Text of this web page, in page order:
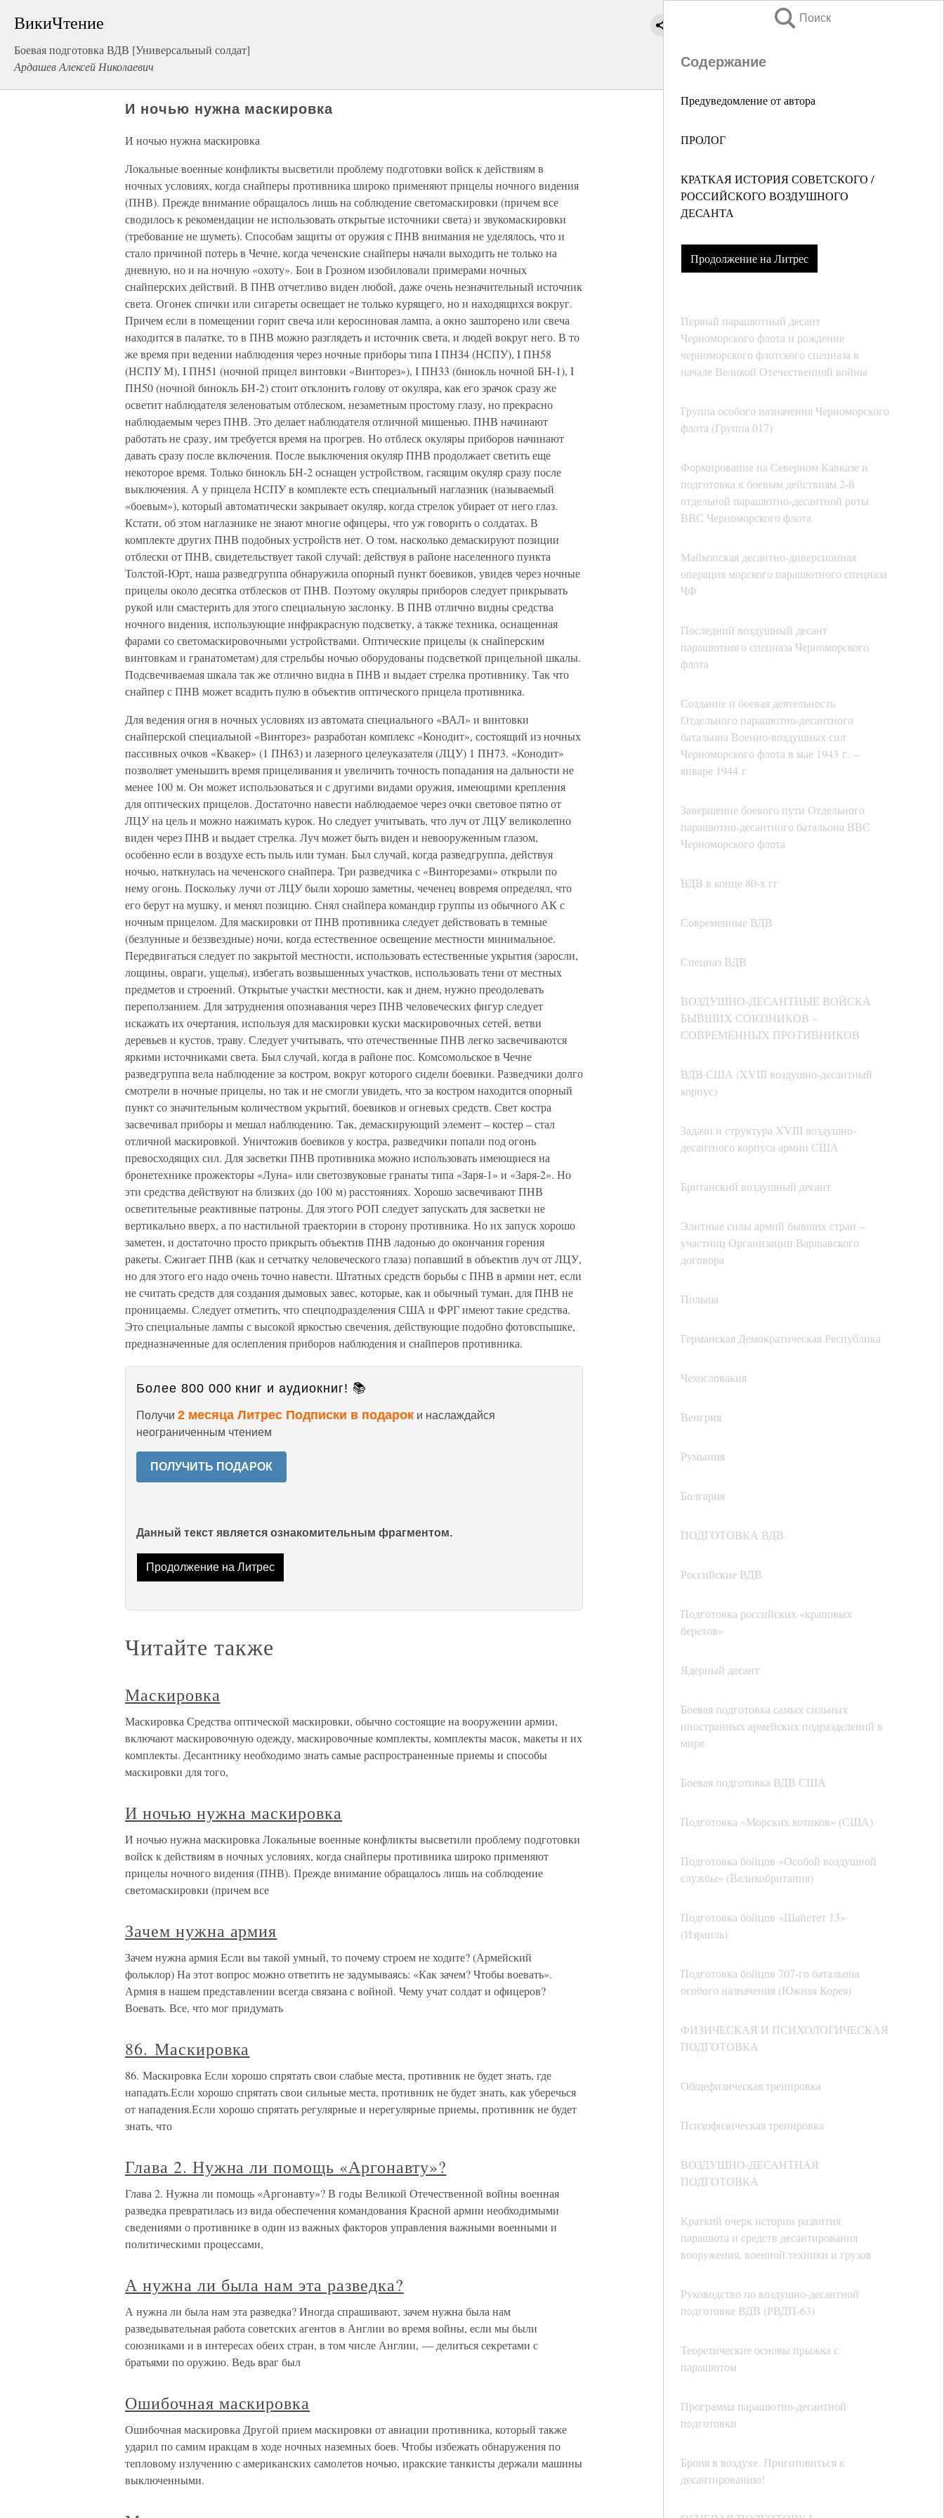
ВикиЧтение
Боевая подготовка ВДВ [Универсальный солдат]
Ардашев Алексей Николаевич
Поиск
Содержание
Предуведомление от автора
ПРОЛОГ
КРАТКАЯ ИСТОРИЯ СОВЕТСКОГО /
РОССИЙСКОГО ВОЗДУШНОГО
ДЕСАНТА
Продолжение на Литрес
Первый парашютный десант
Черноморского флота и рождение
черноморского флотского спецназа в
начале Великой Отечественной войны
Группа особого назначения Черноморского
флота (Группа 017)
Формирование на Северном Кавказе и
подготовка к боевым действиям 2-й
отдельной парашютно-десантной роты
ВВС Черноморского флота
Майкопская десантно-диверсионная
операция морского парашютного спецназа
ЧФ
Последний воздушный десант
парашютного спецназа Черноморского
флота
Создание и боевая деятельность
Отдельного парашютно-десантного
батальона Военно-воздушных сил
Черноморского флота в мае 1943 г. –
январе 1944 г
Завершение боевого пути Отдельного
парашютно-десантного батальона ВВС
Черноморского флота
ВДВ в конце 80-х гг
Современные ВДВ
Спецназ ВДВ
ВОЗДУШНО-ДЕСАНТНЫЕ ВОЙСКА
БЫВШИХ СОЮЗНИКОВ –
СОВРЕМЕННЫХ ПРОТИВНИКОВ
ВДВ США (XVIII воздушно-десантный
корпус)
Задачи и структура XVIII воздушно-
десантного корпуса армии США
Британский воздушный десант
Элитные силы армий бывших стран –
участниц Организации Варшавского
договора
Польша
Германская Демократическая Республика
Чехословакия
Венгрия
Румыния
Болгария
ПОДГОТОВКА ВДВ
Российские ВДВ
Подготовка российских «краповых
беретов»
Ядерный десант
Боевая подготовка самых сильных
иностранных армейских подразделений в
мире
Боевая подготовка ВДВ США
Подготовка «Морских котиков» (США)
Подготовка бойцов «Особой воздушной
службы» (Великобритания)
Подготовка бойцов «Шайетет 13»
(Израиль)
Подготовка бойцов 707-го батальона
особого назначения (Южная Корея)
ФИЗИЧЕСКАЯ И ПСИХОЛОГИЧЕСКАЯ
ПОДГОТОВКА
Общефизическая тренировка
Психофизическая тренировка
ВОЗДУШНО-ДЕСАНТНАЯ
ПОДГОТОВКА
Краткий очерк истории развития
парашюта и средств десантирования
вооружения, военной техники и грузов
Руководство по воздушно-десантной
подготовке ВДВ (РВДП-63)
Теоретические основы прыжка с
парашютом
Программа парашютно-десантной
подготовки
Броня в воздухе. Приготовиться к
десантированию!
И ночью нужна маскировка
И ночью нужна маскировка
Локальные военные конфликты высветили проблему подготовки войск к действиям в
ночных условиях, когда снайперы противника широко применяют прицелы ночного видения
(ПНВ). Прежде внимание обращалось лишь на соблюдение светомаскировки (причем все
сводилось к рекомендации не использовать открытые источники света) и звукомаскировки
(требование не шуметь). Способам защиты от оружия с ПНВ внимания не уделялось, что и
стало причиной потерь в Чечне, когда чеченские снайперы начали выходить не только на
дневную, но и на ночную «охоту». Бои в Грозном изобиловали примерами ночных
снайперских действий. В ПНВ отчетливо виден любой, даже очень незначительный источник
света. Огонек спички или сигареты освещает не только курящего, но и находящихся вокруг.
Причем если в помещении горит свеча или керосиновая лампа, а окно зашторено или свеча
находится в палатке, то в ПНВ можно разглядеть и источник света, и людей вокруг него. В то
же время при ведении наблюдения через ночные приборы типа I ПНЗ4 (НСПУ), I ПН58
(НСПУ М), I ПН51 (ночной прицел винтовки «Винторез»), I ПН33 (бинокль ночной БН-1), I
ПН50 (ночной бинокль БН-2) стоит отклонить голову от окуляра, как его зрачок сразу же
осветит наблюдателя зеленоватым отблеском, незаметным простому глазу, но прекрасно
наблюдаемым через ПНВ. Это делает наблюдателя отличной мишенью. ПНВ начинают
работать не сразу, им требуется время на прогрев. Но отблеск окуляры приборов начинают
давать сразу после включения. После выключения окуляр ПНВ продолжает светить еще
некоторое время. Только бинокль БН-2 оснащен устройством, гасящим окуляр сразу после
выключения. А у прицела НСПУ в комплекте есть специальный наглазник (называемый
«боевым»), который автоматически закрывает окуляр, когда стрелок убирает от него глаз.
Кстати, об этом наглазнике не знают многие офицеры, что уж говорить о солдатах. В
комплекте других ПНВ подобных устройств нет. О том, насколько демаскируют позиции
отблески от ПНВ, свидетельствует такой случай: действуя в районе населенного пункта
Толстой-Юрт, наша разведгруппа обнаружила опорный пункт боевиков, увидев через ночные
прицелы около десятка отблесков от ПНВ. Поэтому окуляры приборов следует прикрывать
рукой или смастерить для этого специальную заслонку. В ПНВ отлично видны средства
ночного видения, использующие инфракрасную подсветку, а также техника, оснащенная
фарами со светомаскировочными устройствами. Оптические прицелы (к снайперским
винтовкам и гранатометам) для стрельбы ночью оборудованы подсветкой прицельной шкалы.
Подсвечиваемая шкала так же отлично видна в ПНВ и выдает стрелка противнику. Так что
снайпер с ПНВ может всадить пулю в объектив оптического прицела противника.
Для ведения огня в ночных условиях из автомата специального «ВАЛ» и винтовки
снайперской специальной «Винторез» разработан комплекс «Конодит», состоящий из ночных
пассивных очков «Квакер» (1 ПН63) и лазерного целеуказателя (ЛЦУ) 1 ПН73. «Конодит»
позволяет уменьшить время прицеливания и увеличить точность попадания на дальности не
менее 100 м. Он может использоваться и с другими видами оружия, имеющими крепления
для оптических прицелов. Достаточно навести наблюдаемое через очки световое пятно от
ЛЦУ на цель и можно нажимать курок. Но следует учитывать, что луч от ЛЦУ великолепно
виден через ПНВ и выдает стрелка. Луч может быть виден и невооруженным глазом,
особенно если в воздухе есть пыль или туман. Был случай, когда разведгруппа, действуя
ночью, наткнулась на чеченского снайпера. Три разведчика с «Винторезами» открыли по
нему огонь. Поскольку лучи от ЛЦУ были хорошо заметны, чеченец вовремя определял, что
его берут на мушку, и менял позицию. Снял снайпера командир группы из обычного АК с
ночным прицелом. Для маскировки от ПНВ противника следует действовать в темные
(безлунные и беззвездные) ночи, когда естественное освещение местности минимальное.
Передвигаться следует по закрытой местности, использовать естественные укрытия (заросли,
лощины, овраги, ущелья), избегать возвышенных участков, использовать тени от местных
предметов и строений. Открытые участки местности, как и днем, нужно преодолевать
переползанием. Для затруднения опознавания через ПНВ человеческих фигур следует
искажать их очертания, используя для маскировки куски маскировочных сетей, ветви
деревьев и кустов, траву. Следует учитывать, что отечественные ПНВ легко засвечиваются
яркими источниками света. Был случай, когда в районе пос. Комсомольское в Чечне
разведгруппа вела наблюдение за костром, вокруг которого сидели боевики. Разведчики долго
смотрели в ночные прицелы, но так и не смогли увидеть, что за костром находится опорный
пункт со значительным количеством укрытий, боевиков и огневых средств. Свет костра
засвечивал приборы и мешал наблюдению. Так, демаскирующий элемент – костер – стал
отличной маскировкой. Уничтожив боевиков у костра, разведчики попали под огонь
превосходящих сил. Для засветки ПНВ противника можно использовать имеющиеся на
бронетехнике прожекторы «Луна» или светозвуковые гранаты типа «Заря-1» и «Заря-2». Но
эти средства действуют на близких (до 100 м) расстояниях. Хорошо засвечивают ПНВ
осветительные реактивные патроны. Для этого РОП следует запускать для засветки не
вертикально вверх, а по настильной траектории в сторону противника. Но их запуск хорошо
заметен, и достаточно просто прикрыть объектив ПНВ ладонью до окончания горения
ракеты. Сжигает ПНВ (как и сетчатку человеческого глаза) попавший в объектив луч от ЛЦУ,
но для этого его надо очень точно навести. Штатных средств борьбы с ПНВ в армии нет, если
не считать средств для создания дымовых завес, которые, как и обычный туман, для ПНВ не
проницаемы. Следует отметить, что спецподразделения США и ФРГ имеют такие средства.
Это специальные лампы с высокой яркостью свечения, действующие подобно фотовспышке,
предназначенные для ослепления приборов наблюдения и снайперов противника.
Более 800 000 книг и аудиокниг! 📚
Получи 2 месяца Литрес Подписки в подарок и наслаждайся
неограниченным чтением
ПОЛУЧИТЬ ПОДАРОК
Данный текст является ознакомительным фрагментом.
Продолжение на Литрес
Читайте также
Маскировка
Маскировка Средства оптической маскировки, обычно состоящие на вооружении армии,
включают маскировочную одежду, маскировочные комплекты, комплекты масок, макеты и их
комплекты. Десантнику необходимо знать самые распространенные приемы и способы
маскировки для того,
И ночью нужна маскировка
И ночью нужна маскировка Локальные военные конфликты высветили проблему подготовки
войск к действиям в ночных условиях, когда снайперы противника широко применяют
прицелы ночного видения (ПНВ). Прежде внимание обращалось лишь на соблюдение
светомаскировки (причем все
Зачем нужна армия
Зачем нужна армия Если вы такой умный, то почему строем не ходите? (Армейский
фольклор) На этот вопрос можно ответить не задумываясь: «Как зачем? Чтобы воевать».
Армия в нашем представлении всегда связана с войной. Чему учат солдат и офицеров?
Воевать. Все, что мог придумать
86. Маскировка
86. Маскировка Если хорошо спрятать свои слабые места, противник не будет знать, где
нападать.Если хорошо спрятать свои сильные места, противник не будет знать, как уберечься
от нападения.Если хорошо спрятать регулярные и нерегулярные приемы, противник не будет
знать, что
Глава 2. Нужна ли помощь «Аргонавту»?
Глава 2. Нужна ли помощь «Аргонавту»? В годы Великой Отечественной войны военная
разведка превратилась из вида обеспечения командования Красной армии необходимыми
сведениями о противнике в один из важных факторов управления важными военными и
политическими процессами,
А нужна ли была нам эта разведка?
А нужна ли была нам эта разведка? Иногда спрашивают, зачем нужна была нам
разведывательная работа советских агентов в Англии во время войны, если мы были
союзниками и в интересах обеих стран, в том числе Англии, — делиться секретами с
братьями по оружию. Ведь враг был
Ошибочная маскировка
Ошибочная маскировка Другой прием маскировки от авиации противника, который также
ударил по самим иракцам в ходе ночных наземных боев. Чтобы избежать обнаружения по
тепловому излучению с американских самолетов ночью, иракские танкисты держали машины
выключенными.